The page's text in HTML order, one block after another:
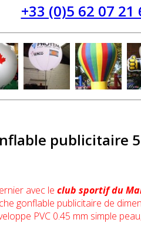
+33 (0)5 62 07 21
publicitaire
avec le club sportifdu
gonflable publicitaire de
PVC 0.45 mm simple